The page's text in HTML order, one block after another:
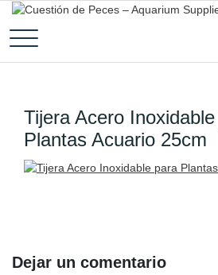
Cuestión de Peces
Aquarium
Tijera Acero
Plantas Acuario 25cm
Dejar un comentario